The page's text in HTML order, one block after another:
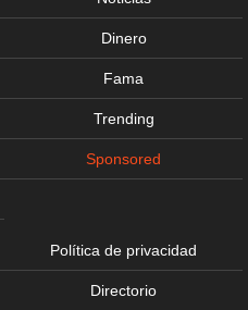
Dinero
Fama
Trending
Sponsored
Política de privacidad
Directorio